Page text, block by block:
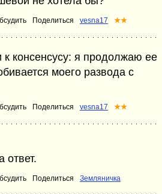
Поделиться vesna17 ★★
консенсусу: я продолжаю ее
моего развода с
Поделиться vesna17 ★★
ответ.
Поделиться Земляничка